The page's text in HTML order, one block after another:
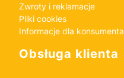
Zwroty i reklamacje
Pliki cookies
Informacje dla konsumenta
Obsługa klienta